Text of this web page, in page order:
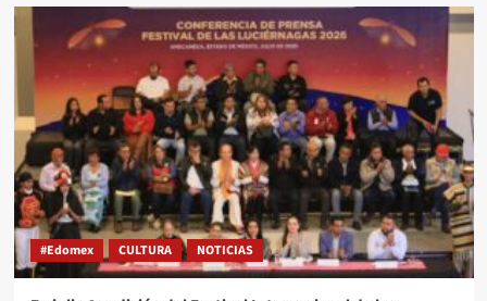
#Edomex CULTURA NOTICIAS